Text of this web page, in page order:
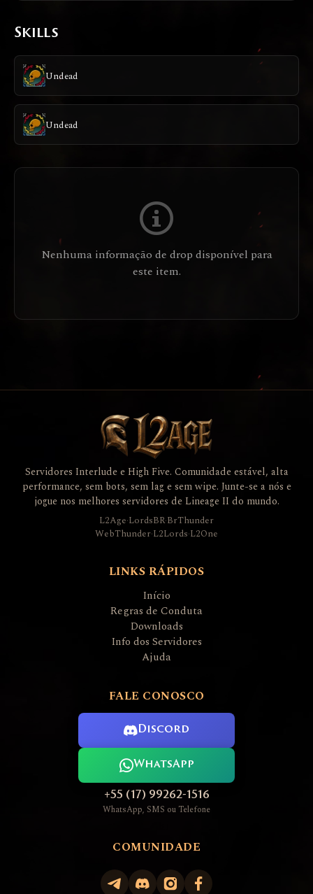
Skills
Undead
Undead
Nenhuma informação de drop disponível para
este item.
Servidores Interlude e High Five. Comunidade estável, alta
performance, sem bots, sem lag e sem wipe. Junte-se a nós e
jogue nos melhores servidores de Lineage II do mundo.
L2Age·LordsBR·BrThunder
WebThunder·L2Lords·L2One
LINKS RÁPIDOS
Início
Regras de Conduta
Downloads
Info dos Servidores
Ajuda
FALE CONOSCO
Discord
WhatsApp
+55 (17) 99262-1516
WhatsApp, SMS ou Telefone
COMUNIDADE